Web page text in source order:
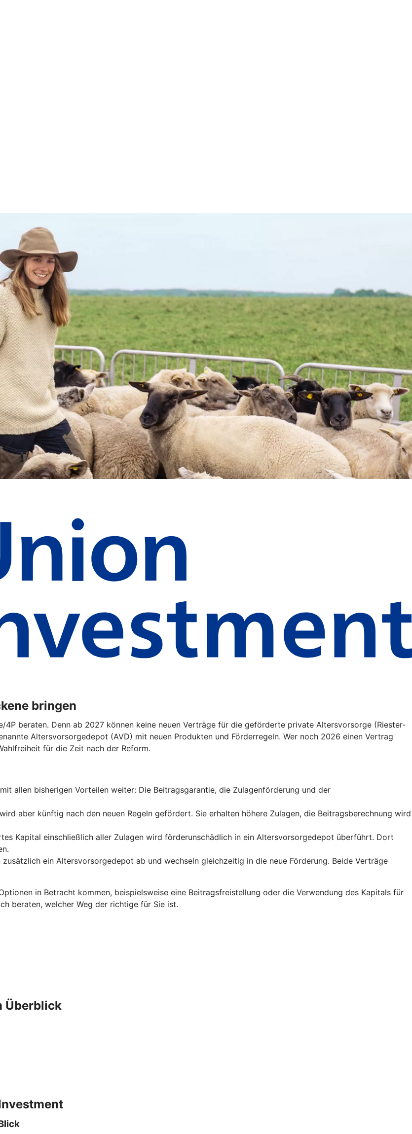
bringen
4P beraten. Denn ab 2027 können keine neuen Verträge für die geförderte private Altersvorsorge (Riester-
Altersvorsorgedepot (AVD) mit neuen Produkten und Förderregeln. Wer noch 2026 einen Vertrag
für die Zeit nach der Reform.
allen bisherigen Vorteilen weiter: Die Beitragsgarantie, die Zulagenförderung und der
aber künftig nach den neuen Regeln gefördert. Sie erhalten höhere Zulagen, die Beitragsberechnung wird
Kapital einschließlich aller Zulagen wird förderunschädlich in ein Altersvorsorgedepot überführt. Dort
zusätzlich ein Altersvorsorgedepot ab und wechseln gleichzeitig in die neue Förderung. Beide Verträge
in Betracht kommen, beispielsweise eine Beitragsfreistellung oder die Verwendung des Kapitals für
beraten, welcher Weg der richtige für Sie ist.
Überblick